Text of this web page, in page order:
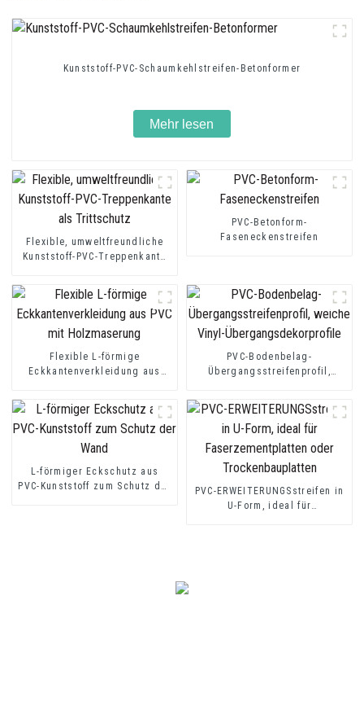
Kunststoff-PVC-Schaumkehlstreifen-Betonformer
Mehr lesen
Flexible, umweltfreundliche
Kunststoff-PVC-Treppenkante
PVC-Betonform-
Faseneckenstreifen
Flexible L-förmige
Eckkantenverkleidung aus
PVC-Bodenbelag-
Übergangsstreifenprofil,
L-förmiger Eckschutz aus
PVC-Kunststoff zum Schutz der
PVC-ERWEITERUNGSstreifen in
U-Form, ideal für